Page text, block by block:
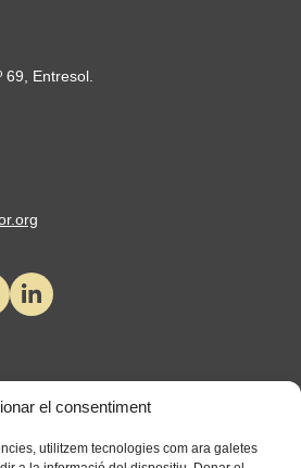
el consentiment
utilitzem tecnologies com ara galetes
69, Entresol.